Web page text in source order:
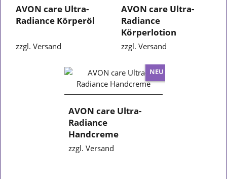
AVON care Ultra-
Radiance Körperöl
zzgl. Versand
AVON care Ultra-
Radiance
Körperlotion
zzgl. Versand
NEU
AVON care Ultra-
Radiance
Handcreme
zzgl. Versand